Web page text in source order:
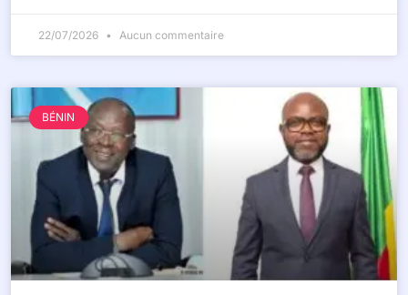
22/07/2026 Aucun commentaire
BÉNIN